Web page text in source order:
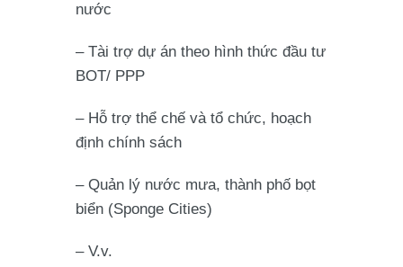
nước
– Tài trợ dự án theo hình thức đầu tư
BOT/ PPP
– Hỗ trợ thể chế và tổ chức, hoạch
định chính sách
– Quản lý nước mưa, thành phố bọt
biển (Sponge Cities)
– V.v.